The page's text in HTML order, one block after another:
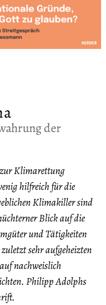
der
Klimarettung
hilfreich für die
Klimakiller sind
Blick auf die
und Tätigkeiten
sehr aufgeheizten
nachweislich
Philipp Adolphs